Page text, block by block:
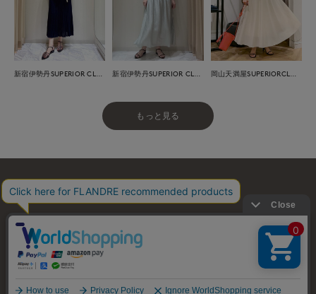
もっと見る
お問い合わせ 利用規約 プライバシーポリシー
特定商取引・古物営業法に基づく表示